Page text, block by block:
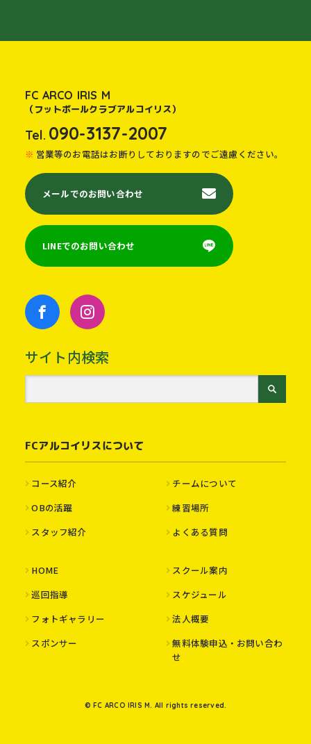
FC ARCO IRIS M
（フットボールクラブアルコイリス）
Tel. 090-3137-2007
営業等のお電話はお断りしておりますのでご遠慮ください。
メールでのお問い合わせ
LINEでのお問い合わせ
サイト内検索
FCアルコイリスについて
コース紹介
チームについて
OBの活躍
練習場所
スタッフ紹介
よくある質問
HOME
スクール案内
巡回指導
スケジュール
フォトギャラリー
法人概要
スポンサー
無料体験申込・お問い合わ
せ
© FC ARCO IRIS M. All rights reserved.